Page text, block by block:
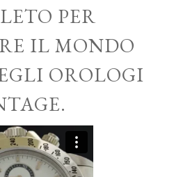
PER
IL MONDO
OROLOGI